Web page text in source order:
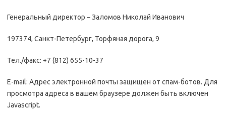
Генеральный директор – Заломов Николай Иванович
197374, Санкт-Петербург, Торфяная дорога, 9
Тел./факс: +7 (812) 655-10-37
E-mail: Адрес электронной почты защищен от спам-ботов. Для
просмотра адреса в вашем браузере должен быть включен
Javascript.